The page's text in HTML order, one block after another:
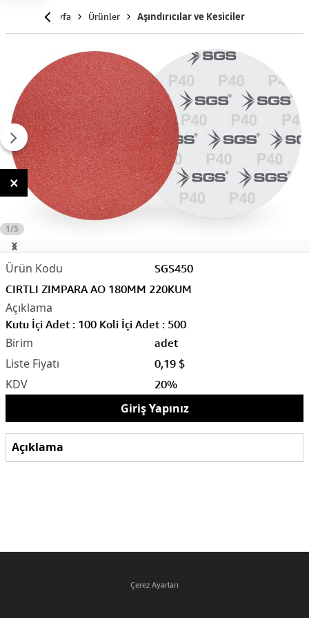
Anasayfa Ürünler Aşındırıcılar ve Kesiciler
1/5
SGS450
CIRTLI ZIMPARA AO 180MM 220KUM
Kutu İçi Adet : 100 Koli İçi Adet : 500
adet
0,19 $
20%
Giriş Yapınız
Açıklama
Çerez Ayarları
×